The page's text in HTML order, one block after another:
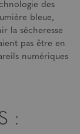
des
bleue,
la sécheresse
pas être en
numériques
: